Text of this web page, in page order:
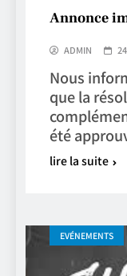
Annonce
ADMIN
Nous
que la
été
lire la suite
EVÉNEMENTS